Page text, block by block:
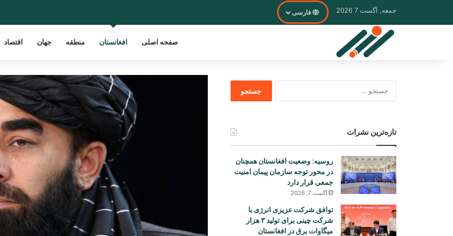
جمعه, آگست 7 2026 فارسی
صفحه اصلی افغانستان منطقه جهان اقتصاد
تازه‌ترین نشرات
روسیه: وضعیت افغانستان همچنان
در محور توجه سازمان پیمان امنیت
جمعی قرار دارد
آگست 7, 2026
توافق شرکت عزیزی انرژی با
شرکت چینی برای تولید ۳ هزار
میگاوات برق در افغانستان